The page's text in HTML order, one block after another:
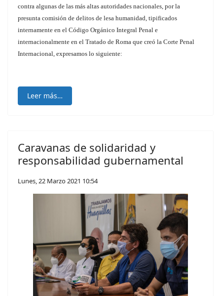
contra algunas de las más altas autoridades nacionales, por la
presunta comisión de delitos de lesa humanidad, tipificados
internamente en el Código Orgánico Integral Penal e
internacionalmente en el Tratado de Roma que creó la Corte Penal
Internacional, expresamos lo siguiente:
Leer más…
Caravanas de solidaridad y
responsabilidad gubernamental
Lunes, 22 Marzo 2021 10:54